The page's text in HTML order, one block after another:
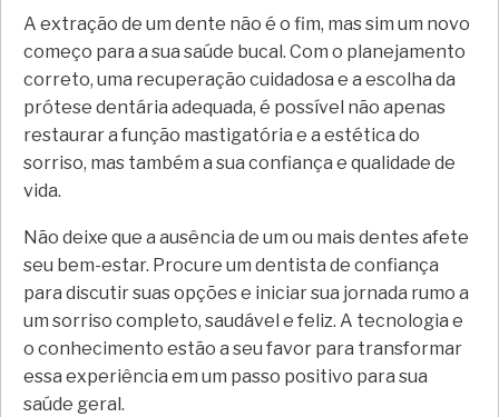
A extração de um dente não é o fim, mas sim um novo
começo para a sua saúde bucal. Com o planejamento
correto, uma recuperação cuidadosa e a escolha da
prótese dentária adequada, é possível não apenas
restaurar a função mastigatória e a estética do
sorriso, mas também a sua confiança e qualidade de
vida.
Não deixe que a ausência de um ou mais dentes afete
seu bem-estar. Procure um dentista de confiança
para discutir suas opções e iniciar sua jornada rumo a
um sorriso completo, saudável e feliz. A tecnologia e
o conhecimento estão a seu favor para transformar
essa experiência em um passo positivo para sua
saúde geral.